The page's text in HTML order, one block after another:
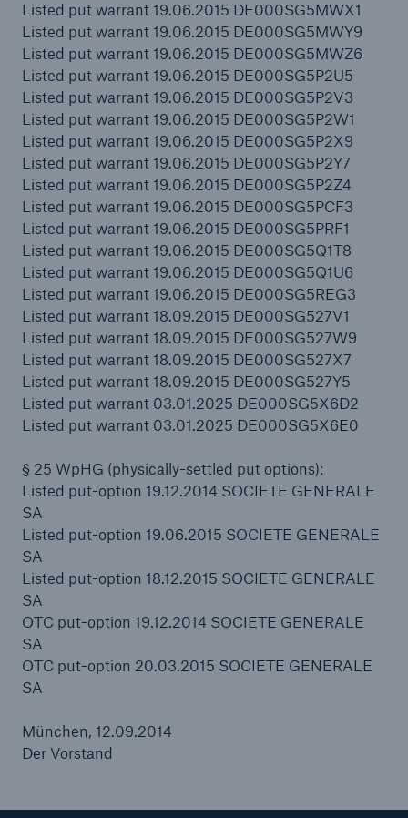
Listed put warrant 19.06.2015 DE000SG5MWX1
Listed put warrant 19.06.2015 DE000SG5MWY9
Listed put warrant 19.06.2015 DE000SG5MWZ6
Listed put warrant 19.06.2015 DE000SG5P2U5
Listed put warrant 19.06.2015 DE000SG5P2V3
Listed put warrant 19.06.2015 DE000SG5P2W1
Listed put warrant 19.06.2015 DE000SG5P2X9
Listed put warrant 19.06.2015 DE000SG5P2Y7
Listed put warrant 19.06.2015 DE000SG5P2Z4
Listed put warrant 19.06.2015 DE000SG5PCF3
Listed put warrant 19.06.2015 DE000SG5PRF1
Listed put warrant 19.06.2015 DE000SG5Q1T8
Listed put warrant 19.06.2015 DE000SG5Q1U6
Listed put warrant 19.06.2015 DE000SG5REG3
Listed put warrant 18.09.2015 DE000SG527V1
Listed put warrant 18.09.2015 DE000SG527W9
Listed put warrant 18.09.2015 DE000SG527X7
Listed put warrant 18.09.2015 DE000SG527Y5
Listed put warrant 03.01.2025 DE000SG5X6D2
Listed put warrant 03.01.2025 DE000SG5X6E0
§ 25 WpHG (physically-settled put options):
Listed put-option 19.12.2014 SOCIETE GENERALE
SA
Listed put-option 19.06.2015 SOCIETE GENERALE
SA
Listed put-option 18.12.2015 SOCIETE GENERALE
SA
OTC put-option 19.12.2014 SOCIETE GENERALE
SA
OTC put-option 20.03.2015 SOCIETE GENERALE
SA
München, 12.09.2014
Der Vorstand